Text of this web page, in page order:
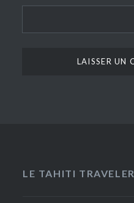
LE TAHITI TRAVELER